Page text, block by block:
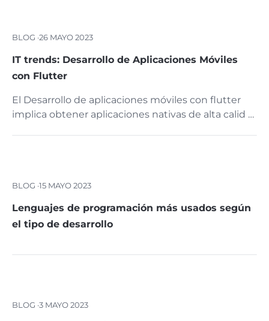
BLOG ·26 MAYO 2023
IT trends: Desarrollo de Aplicaciones Móviles
con Flutter
El Desarrollo de aplicaciones móviles con flutter
implica obtener aplicaciones nativas de alta calid …
BLOG ·15 MAYO 2023
Lenguajes de programación más usados según
el tipo de desarrollo
BLOG ·3 MAYO 2023